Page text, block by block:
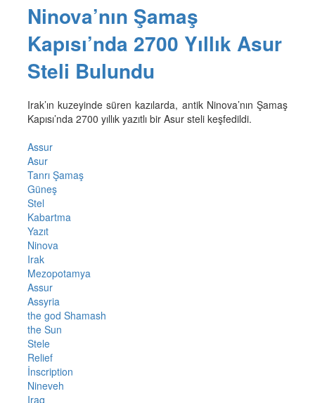
Ninova’nın Şamaş
Kapısı’nda 2700 Yıllık Asur
Steli Bulundu
Irak’ın kuzeyinde süren kazılarda, antik Ninova’nın Şamaş
Kapısı’nda 2700 yıllık yazıtlı bir Asur steli keşfedildi.
Assur
Asur
Tanrı Şamaş
Güneş
Stel
Kabartma
Yazıt
Ninova
Irak
Mezopotamya
Assur
Assyria
the god Shamash
the Sun
Stele
Relief
İnscription
Nineveh
Iraq